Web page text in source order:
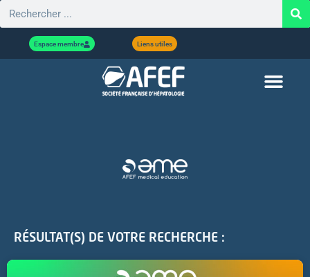
Espace membre Liens utiles
RÉSULTAT(S) DE VOTRE RECHERCHE :